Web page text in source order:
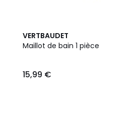
VERTBAUDET
Maillot de bain 1 pièce
15,99 €